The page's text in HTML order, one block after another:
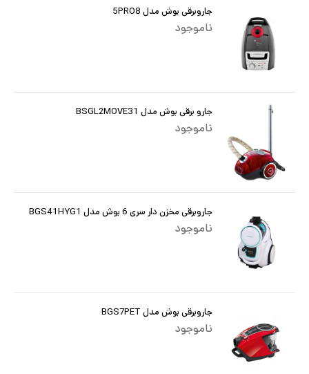
جاروبرقی بوش مدل 5PRO8
ناموجود
جارو برقی بوش مدل BSGL2MOVE31
ناموجود
جاروبرقی مخزن دار سری 6 بوش مدل BGS41HYG1
ناموجود
جاروبرقی بوش مدل BGS7PET
ناموجود